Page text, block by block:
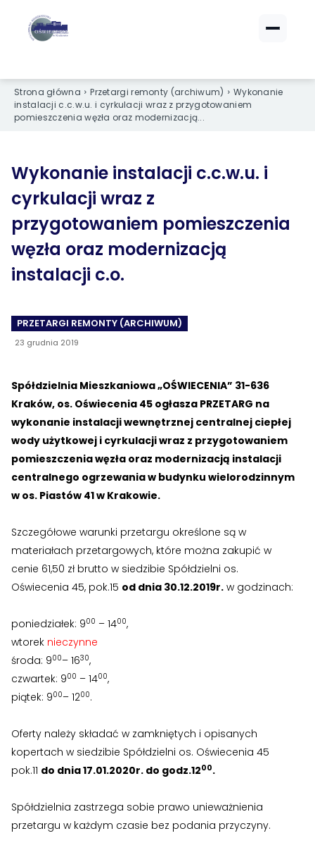
Sprawdź opłaty i saldo
Strefa dla Członków
Spółdzielnia
O NAS
Dane kontaktowe
Organy Spółdzielni
Historia Spółdzielni
ZASOBY I PRAWO
Akty prawne
Mapy zasobów ›
PRZETARGI
Przetargi dla oferentów
Lokale i garaże
POZOSTAŁE
Ogłoszenia o pracę ›
Zgłoszenia wewnętrzne
RODO
Nieruchomości
Dokumenty nieruchomości
Harmonogramy i plany
Administratorzy
Sprawdź opłaty i saldo
Strefa dla Członków
Spółdzielnia
O NAS
Dane kontaktowe
Organy Spółdzielni
Historia Spółdzielni
ZASOBY I PRAWO
Akty prawne
Mapy zasobów ›
PRZETARGI
Przetargi dla oferentów
Lokale i garaże
POZOSTAŁE
Ogłoszenia o pracę ›
Zgłoszenia wewnętrzne
RODO
Nieruchomości
Dokumenty nieruchomości
Harmonogramy i plany
Administratorzy
Strona główna Przetargi remonty (archiwum)
Wykonanie
instalacji c.c.w.u. i cyrkulacji wraz z przygotowaniem
pomieszczenia węzła oraz modernizacją...
Wykonanie instalacji c.c.w.u. i
cyrkulacji wraz z
przygotowaniem pomieszczenia
węzła oraz modernizacją
instalacji c.o.
PRZETARGI REMONTY (ARCHIWUM)
23 grudnia 2019
Spółdzielnia Mieszkaniowa „OŚWIECENIA” 31-636
Kraków, os. Oświecenia 45 ogłasza PRZETARG na
wykonanie instalacji wewnętrznej centralnej ciepłej
wody użytkowej i cyrkulacji wraz z przygotowaniem
pomieszczenia węzła oraz modernizacją instalacji
centralnego ogrzewania w budynku wielorodzinnym
w os. Piastów 41 w Krakowie.
Szczegółowe warunki przetargu określone są w
materiałach przetargowych, które można zakupić w
cenie 61,50 zł brutto w siedzibie Spółdzielni os.
Oświecenia 45, pok.15 od dnia 30.12.2019r. w godzinach:
poniedziałek: 900 – 1400,
wtorek nieczynne
środa: 900– 1630,
czwartek: 900 – 1400,
piątek: 900– 1200.
Oferty należy składać w zamkniętych i opisanych
kopertach w siedzibie Spółdzielni os. Oświecenia 45
pok.11 do dnia 17.01.2020r. do godz.1200.
Spółdzielnia zastrzega sobie prawo unieważnienia
przetargu w każdym czasie bez podania przyczyny.
Zgłoś problem lub uwagę
Twoja opinia pomaga nam ulepszać serwis
Tu możesz zgłosić uwagi do strony internetowej lub
zaproponować ulepszenia.
Awarie w blokachzgłaszaj telefonicznie .